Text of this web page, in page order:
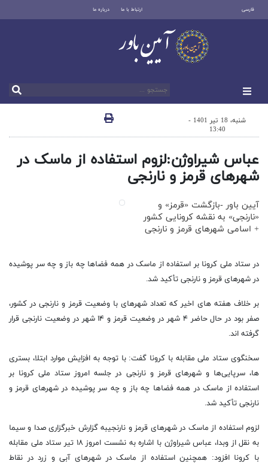
فارسی ارتباط با ما درباره ما
شنبه، 18 تیر 1401 -
13:40
عباس شیراوژن:لزوم استفاده از ماسک در
شهر‌های قرمز و نارنجی
آیین باور -بازگشت «قرمز» و
«نارنجی» به نقشه کرونایی کشور
+ اسامی شهرهای قرمز و نارنجی
در ستاد ملی کرونا بر استفاده از ماسک در همه فضا‌ها چه باز و چه سر پوشیده
در شهر‌های قرمز و نارنجی تأکید شد.
بر خلاف هفته های اخیر که تعداد شهرهای با وضعیت قرمز و نارنجی در کشور،
صفر بود در حال حاضر ۴ شهر در وضعیت قرمز و ۱۴ شهر در وضعیت نارنجی قرار
گرفته اند.
سخنگوی ستاد ملی مقابله با کرونا گفت: با توجه به افزایش موارد ابتلا، بستری
ها، سرپایی‌ها و شهر‌های قرمز و نارنجی در جلسه امروز ستاد ملی کرونا بر
استفاده از ماسک در همه فضا‌ها چه باز و چه سر پوشیده در شهر‌های قرمز و
نارنجی تأکید شد.
لزوم استفاده از ماسک در شهر‌های قرمز و نارنجیبه گزارش خبرگزاری صدا و سیما
به نقل از وبدا، عباس شیراوژن با اشاره به نشست امروز ۱۸ تیر ستاد ملی مقابله
با کرونا افزود: همچنین استفاده از ماسک در شهر‌های آبی و زرد در نقاط